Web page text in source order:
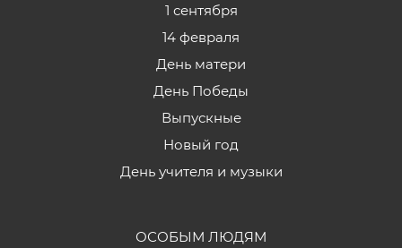
1 сентября
14 февраля
День матери
День Победы
Выпускные
Новый год
День учителя и музыки
ОСОБЫМ ЛЮДЯМ